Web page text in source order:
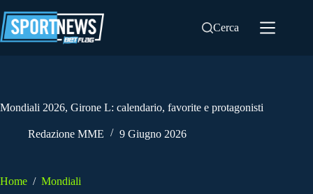
al
contenuto
Cerca
Mondiali 2026, Girone L: calendario, favorite e protagonisti
Redazione MME 9 Giugno 2026
Home / Mondiali